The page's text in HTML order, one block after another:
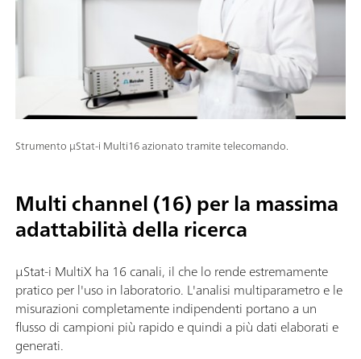
Strumento μStat-i Multi16 azionato tramite telecomando.
Multi channel (16) per la massima
adattabilità della ricerca
µStat-i MultiX ha 16 canali, il che lo rende estremamente
pratico per l'uso in laboratorio. L'analisi multiparametro e le
misurazioni completamente indipendenti portano a un
flusso di campioni più rapido e quindi a più dati elaborati e
generati.